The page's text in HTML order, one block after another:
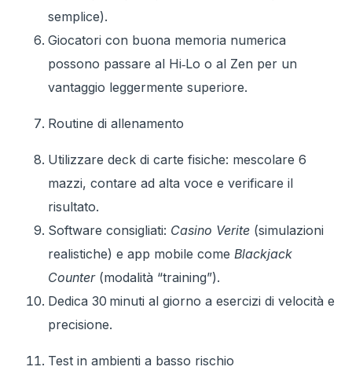
semplice).
Giocatori con buona memoria numerica
possono passare al Hi‑Lo o al Zen per un
vantaggio leggermente superiore.
Routine di allenamento
Utilizzare deck di carte fisiche: mescolare 6
mazzi, contare ad alta voce e verificare il
risultato.
Software consigliati: Casino Verite (simulazioni
realistiche) e app mobile come Blackjack
Counter(modalità “training”).
Dedica 30 minuti al giorno a esercizi di velocità e
precisione.
Test in ambienti a basso rischio